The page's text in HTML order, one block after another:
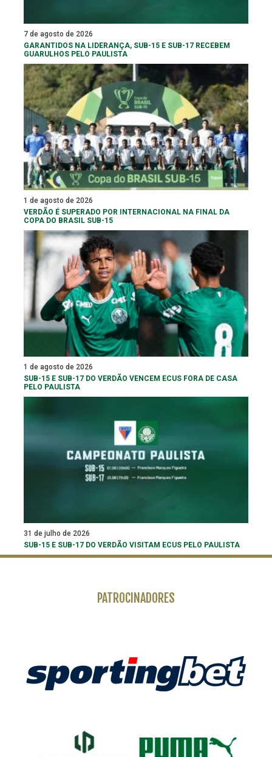
7 de agosto de 2026
GARANTIDOS NA LIDERANÇA, SUB-15 E SUB-17 RECEBEM
GUARULHOS PELO PAULISTA
1 de agosto de 2026
VERDÃO É SUPERADO POR INTERNACIONAL NA FINAL DA
COPA DO BRASIL SUB-15
1 de agosto de 2026
SUB-15 E SUB-17 DO VERDÃO VENCEM ECUS FORA DE CASA
PELO PAULISTA
31 de julho de 2026
SUB-15 E SUB-17 DO VERDÃO VISITAM ECUS PELO PAULISTA
PATROCINADORES